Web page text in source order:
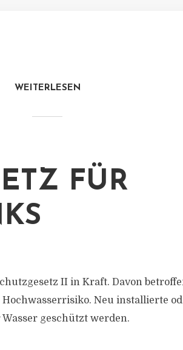
WEITERLESEN
FÜR
II in Kraft. Davon
Neu installierte
geschützt werden.